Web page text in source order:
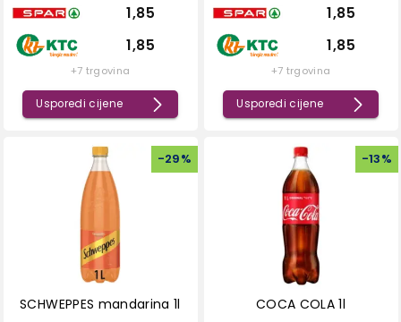
1,85
1,85
+7 trgovina
Usporedi cijene
1,85
1,85
+7 trgovina
Usporedi cijene
-29%
SCHWEPPES mandarina 1l
-13%
COCA COLA 1l